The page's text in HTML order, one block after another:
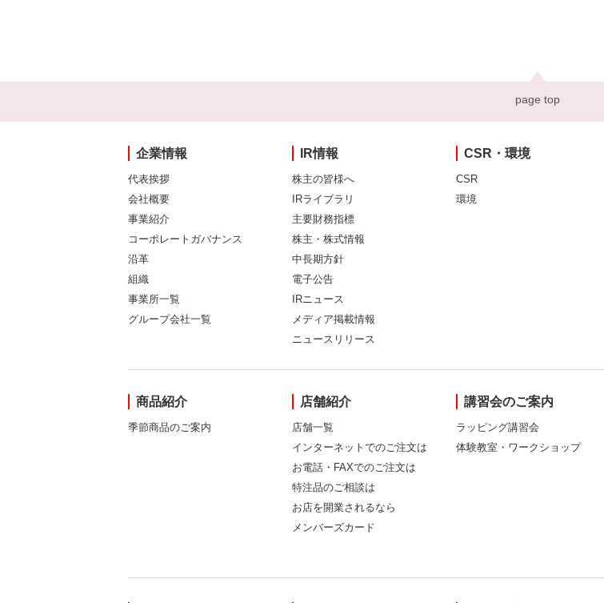
page top
企業情報
代表挨拶
会社概要
事業紹介
コーポレートガバナンス
沿革
組織
事業所一覧
グループ会社一覧
IR情報
株主の皆様へ
IRライブラリ
主要財務指標
株主・株式情報
中長期方針
電子公告
IRニュース
メディア掲載情報
ニュースリリース
CSR・環境
CSR
環境
商品紹介
季節商品のご案内
店舗紹介
店舗一覧
インターネットでのご注文は
お電話・FAXでのご注文は
特注品のご相談は
お店を開業されるなら
メンバーズカード
講習会のご案内
ラッピング講習会
体験教室・ワークショップ